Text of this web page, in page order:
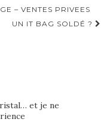
– VENTES PRIVEES
UN IT BAG SOLDÉ ?
et je ne